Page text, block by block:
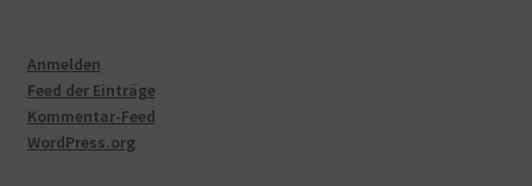
Anmelden
Feed der Einträge
Kommentar-Feed
WordPress.org